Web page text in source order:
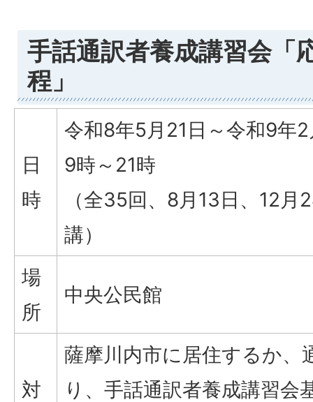
手話通訳者養成講習会「
程」
日
時
令和8年5月21日～令和9年
9時～21時
（全35回、8月13日、12
講）
場
所
中央公民館
対
薩摩川内市に居住するか、
り、手話通訳者養成講習会